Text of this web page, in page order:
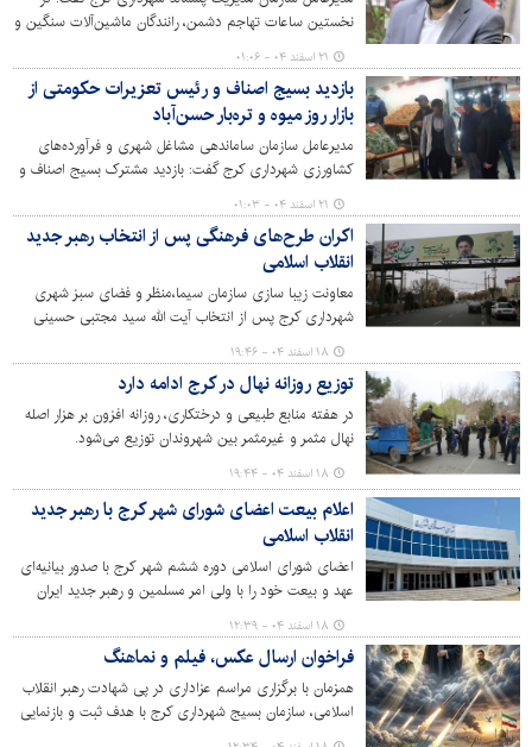
نخستین ساعات تهاجم دشمن، رانندگان ماشین‌آلات سنگین و
نیروهای عملیاتی، بی‌درنگ در صحنه حاضر شدند. با آمادگی
کامل و هماهنگی منسجم، مسیرها را باز کردند، موانع را جابه‌جا
نموده و پشتیبانی بی‌وقفه‌ای از عملیات امداد و نجات ارائه
دادند. این حضور سازمان‌یافته، جلوه‌ای از تعهد و
مسئولیت‌پذیری در بحران است.
۲۱ اسفند ۰۴ - ۰۱:۰۶
بازدید بسیج اصناف و رئیس تعزیرات حکومتی از
بازار روز میوه و تره‌بار حسن‌آباد
مدیرعامل سازمان ساماندهی مشاغل شهری و فرآورده‌های
کشاورزی شهرداری کرج گفت: بازدید مشترک بسیج اصناف و
رئیس تعزیرات حکومتی استان البرز از بازار روز حسن آباد،
به‌منظور اقدام هماهنگ و با هدف نظارت مستمر بر کنترل
قیمت‌ها و کیفیت کالاهای اساسی در بازارهای روز انجام شد.
۲۱ اسفند ۰۴ - ۰۱:۰۳
اکران طرح‌های فرهنگی پس از انتخاب رهبر جدید
انقلاب اسلامی
معاونت زیبا سازی سازمان سیما،منظر و فضای سبز شهری
شهرداری کرج پس از انتخاب آیت الله سید مجتبی حسینی
خامنه‌ای به عنوان رهبر انقلاب اسلامی اقدام به اکران طرح‌های
فرهنگی در شهر کرده است.
۱۸ اسفند ۰۴ - ۱۹:۴۶
توزیع روزانه نهال در کرج ادامه دارد
در هفته منابع طبیعی و درختکاری، روزانه افزون بر هزار اصله
نهال مثمر و غیرمثمر بین شهروندان توزیع می‌شود.
۱۸ اسفند ۰۴ - ۱۹:۴۴
اعلام بیعت اعضای شورای شهر کرج با رهبر جدید
انقلاب اسلامی
اعضای شورای اسلامی دوره ششم شهر کرج با صدور بیانیه‌ای
عهد و بیعت خود را با ولی امر مسلمین و رهبر جدید ایران
اسلامی حضرت ایت الله سیدمجتبی خامنه ای (حفظه الله
تعالی) اعلام کردند.
۱۸ اسفند ۰۴ - ۱۲:۳۹
فراخوان ارسال عکس، فیلم و نماهنگ
همزمان با برگزاری مراسم‌ عزاداری در پی شهادت رهبر انقلاب
اسلامی، سازمان بسیج شهرداری کرج با هدف ثبت و بازنمایی
تصویری از این حضور همدلانه، فراخوانی برای ارسال عکس و